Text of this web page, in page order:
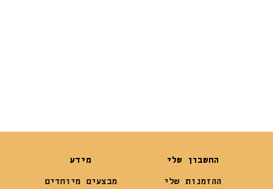
החשבון שלי
ההזמנות שלי
מידע
מבצעים מיוחדים